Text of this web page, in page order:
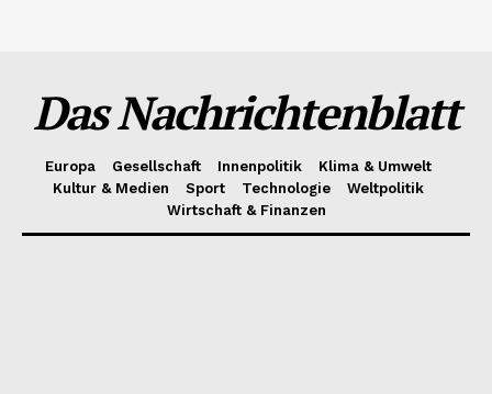
Das Nachrichtenblatt
Europa Gesellschaft Innenpolitik
Klima & Umwelt
Kultur & Medien
Sport Technologie
Weltpolitik
Wirtschaft & Finanzen